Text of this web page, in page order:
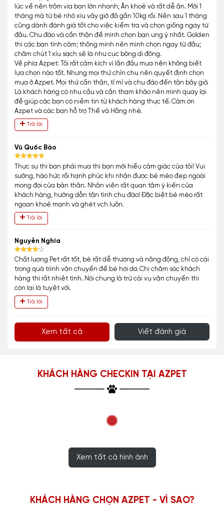
lúc về nên trộm vía bạn lớn nhanh; Ăn khoẻ và rất dễ ăn. Mới 1
tháng mà từ bé nhỏ xíu vây giờ đã gần 10kg rồi. Nên sau 1 tháng
cũng dành đánh giá tốt cho việc kiểm tra và chọn giống ngay từ
đầu. Chu đáo và cẩn thận để mình chọn bạn ưng ý nhất. Golden
thì các bạn tình cảm; thông minh nên mình chọn ngay từ đầu;
chăm chút 1 xíu sạch sẽ là như cục bông di động.
Về phía Azpet: Tôi rất cảm kích vì lần đầu mua nên không biết
lựa chọn nào tốt. Nhưng mọi thứ chỉn chu nên quyết định chọn
mua ở Azpet. Mọi thứ cần thận, tỉ mỉ và chu đáo đến tận bây giờ.
Là khách hàng có nhu cầu và cần tham khảo nên mình quay lại
để giúp các bạn có niềm tin từ khách hàng thực tế. Cảm ơn
Azpet và các bạn hỗ trợ Thế và Hằng nhé.
Trả lời
Vũ Quốc Bảo
Thực sự thì bạn phải mua thì bạn mới hiểu cảm giác của tôi! Vui
sướng, háo hức rồi hạnh phúc khi nhận được bé mèo đẹp ngoài
mong đợi của bản thân. Nhân viên rất quan tâm ý kiến của
khách hàng, hướng dẫn tận tình chu đáo! Đặc biệt bé mèo rất
ngoan khoẻ mạnh và ghét vch luôn.
Trả lời
Nguyễn Nghĩa
Chất lượng Pet rất tốt, bé rất dễ thương và năng động, chỉ có cái
trong quá trình vận chuyển để bé hơi dơ. Chị chăm sóc khách
hàng thì rất nhiệt tình. Nói chung là trừ cái vụ vận chuyển thì
còn lại là tuyệt vời.
Trả lời
Xem tất cả Viết đánh giá
KHÁCH HÀNG CHECKIN TẠI AZPET
Xem tất cả hình ảnh
KHÁCH HÀNG CHỌN AZPET - VÌ SAO?